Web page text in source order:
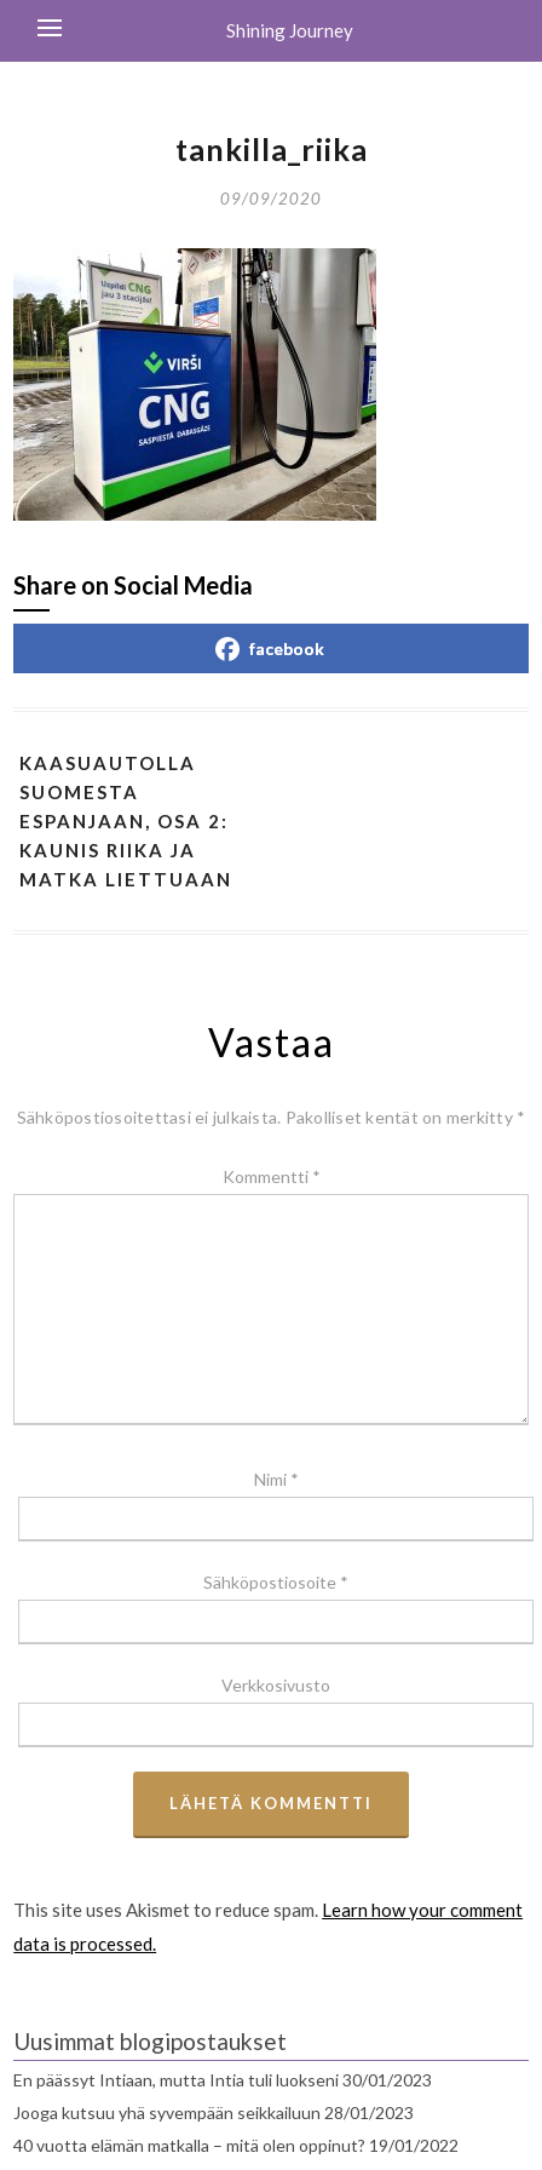
Shining Journey
tankilla_riika
09/09/2020
Share on Social Media
facebook
KAASUAUTOLLA
SUOMESTA
ESPANJAAN, OSA 2:
KAUNIS RIIKA JA
MATKA LIETTUAAN
Vastaa
Sähköpostiosoitettasi ei julkaista. Pakolliset kentät on merkitty *
Kommentti *
Nimi *
Sähköpostiosoite *
Verkkosivusto
This site uses Akismet to reduce spam. Learn how your comment
data is processed.
Uusimmat blogipostaukset
En päässyt Intiaan, mutta Intia tuli luokseni30/01/2023
Jooga kutsuu yhä syvempään seikkailuun 28/01/2023
40 vuotta elämän matkalla – mitä olen oppinut? 19/01/2022